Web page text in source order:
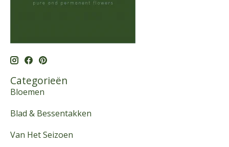
Categorieën
Bloemen
Blad & Bessentakken
Van Het Seizoen